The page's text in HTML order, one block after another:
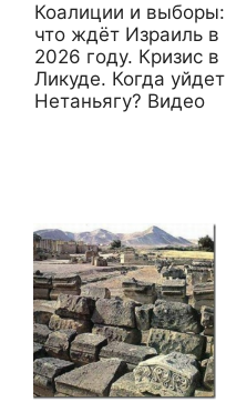
Коалиции и выборы:
что ждёт Израиль в
2026 году. Кризис в
Ликуде. Когда уйдет
Нетаньягу? Видео